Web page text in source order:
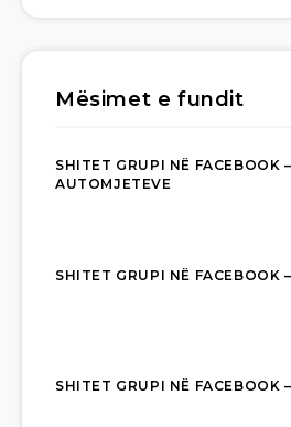
Mësimet e fundit
SHITET GRUPI NË FACEBOOK
AUTOMJETEVE
SHITET GRUPI NË FACEBOOK
SHITET GRUPI NË FACEBOOK